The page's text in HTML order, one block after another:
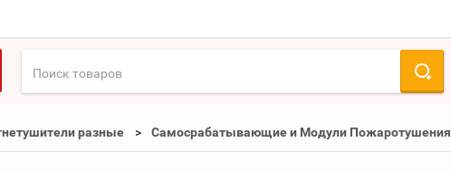
разные Самосрабатывающие и Модули Пожаротушения